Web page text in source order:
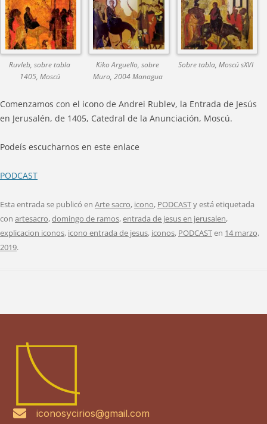
Ruvleb, sobre tabla
1405, Moscú
Kiko Arguello, sobre
Muro, 2004 Managua
Sobre tabla, Moscú sXVI
Comenzamos con el icono de Andrei Rublev, la Entrada de Jesús
en Jerusalén, de 1405, Catedral de la Anunciación, Moscú.
Podeís escucharnos en este enlace
PODCAST
Esta entrada se publicó en Arte sacro, icono, PODCASTy está etiquetada
con artesacro,domingo de ramos,entrada de jesus en jerusalen,
explicacion iconos, icono entrada de jesus, iconos, PODCASTen 14 marzo,
2019.
iconosycirios@gmail.com